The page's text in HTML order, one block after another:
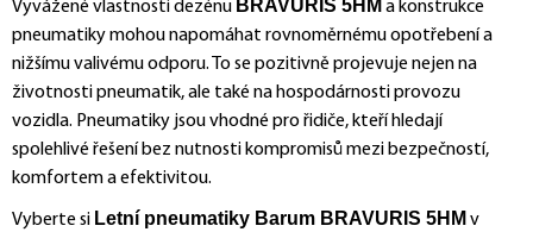
Vyvážené vlastnosti dezénu BRAVURIS 5HM a konstrukce
pneumatiky mohou napomáhat rovnoměrnému opotřebení a
nižšímu valivému odporu. To se pozitivně projevuje nejen na
životnosti pneumatik, ale také na hospodárnosti provozu
vozidla. Pneumatiky jsou vhodné pro řidiče, kteří hledají
spolehlivé řešení bez nutnosti kompromisů mezi bezpečností,
komfortem a efektivitou.
Vyberte si Letní pneumatiky Barum BRAVURIS 5HM v